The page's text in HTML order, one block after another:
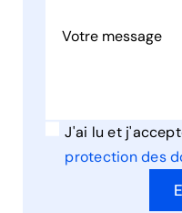
J'ai lu et
protection des